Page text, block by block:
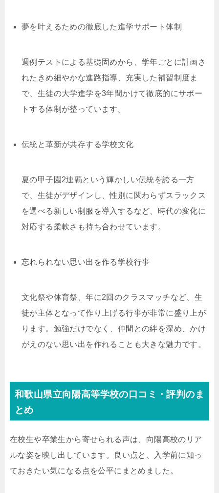
夢を叶えるための徹底した進学サポート体制
週例テストによる基礎固めから、学年ごとに計画さ
れたきめ細やかな進路指導、充実した補習制度ま
で、生徒の大学進学を3年間かけて徹底的にサポー
トする体制が整っています。
伝統と革新が共存する学校文化
夏の甲子園2連覇という輝かしい伝統を誇る一方
で、生徒がデザインし、性別に関わらずスラックス
を選べる新しい制服を導入するなど、時代の変化に
対応する柔軟さも持ち合わせています。
忘れられない思い出を作る学校行事
文化祭や体育祭、年に2回のクラスマッチなど、生
徒が主体となって作り上げる行事が非常に盛り上が
ります。勉強だけでなく、仲間との絆を深め、かけ
がえのない思い出を作れることも大きな魅力です。
和歌山県立向陽高等学校の口コミ・評判のま
とめ
在校生や卒業生から寄せられる声は、向陽高校のリア
ルな姿を映し出しています。良い点と、入学前に知っ
ておきたい気になる点を公平にまとめました。